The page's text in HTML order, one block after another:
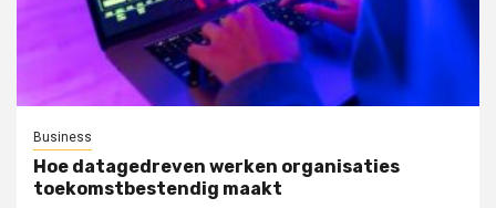
Business
Hoe datagedreven werken organisaties
toekomstbestendig maakt